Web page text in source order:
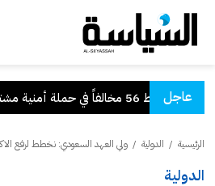
عاجل
في حملة أمنية مشتركة بالتعاون مع "القوى العاملة"
الرئيسية / الدولية / ولي العهد السعودي: نخطط لرفع
الدولية